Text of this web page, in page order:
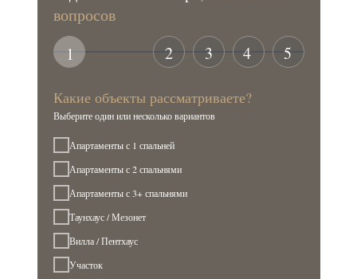
Выберите один или несколько вариантов
вопросов
Какие объекты рассматриваете?
Апартаменты с 1 спальней
Апартаменты с 2 спальнями
Апартаменты с 3+ спальнями
Таунхаус / Мезонет
Вилла / Пентхаус
Участок
1 2 3 4 5